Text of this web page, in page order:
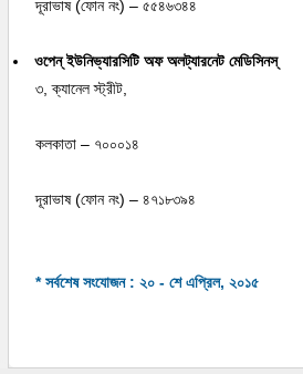
দূরাভাষ (ফোন নং) – ৫৫৪৬৩৪৪
ওপেন্ ইউনিভ্যারসিটি অফ অলট্যারনেট মেডিসিনস্
৩, ক্যানেল স্ট্রীট,
কলকাতা – ৭০০০১৪
দূরাভাষ (ফোন নং) – ৪৭১৮৩৯৪
* সর্বশেষ সংযোজন : ২০ - শে এপ্রিল, ২০১৫